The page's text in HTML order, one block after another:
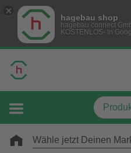
hagebau shop
hagebau connect
KOSTENLOS- In
Wähle jetzt Deinen